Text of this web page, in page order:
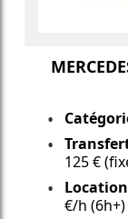
125 €
€/h (6h+)